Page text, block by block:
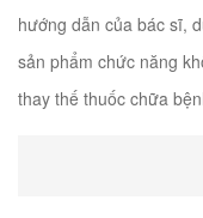
hướng dẫn của bác sĩ,
sản phẩm chức năng
thay thế thuốc chữa